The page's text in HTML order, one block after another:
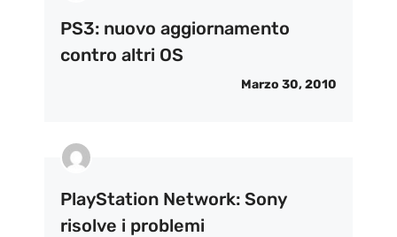
PS3: nuovo aggiornamento
contro altri OS
Marzo 30, 2010
PlayStation Network: Sony
risolve i problemi